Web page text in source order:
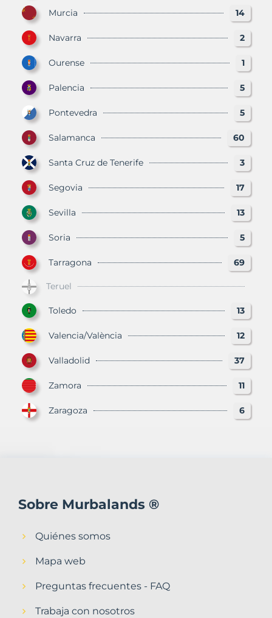
Murcia 14
Navarra 2
Ourense 1
Palencia 5
Pontevedra 5
Salamanca 60
Santa Cruz de Tenerife 3
Segovia 17
Sevilla 13
Soria 5
Tarragona 69
Teruel
Toledo 13
Valencia/València 12
Valladolid 37
Zamora 11
Zaragoza 6
Sobre Murbalands ®
Quiénes somos
Mapa web
Preguntas frecuentes - FAQ
Trabaja con nosotros